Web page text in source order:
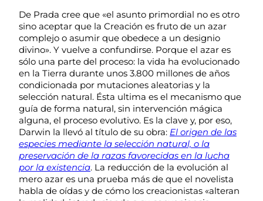
De Prada cree que «el asunto primordial no es otro
sino aceptar que la Creación es fruto de un azar
complejo o asumir que obedece a un designio
divino». Y vuelve a confundirse. Porque el azar es
sólo una parte del proceso: la vida ha evolucionado
en la Tierra durante unos 3.800 millones de años
condicionada por mutaciones aleatorias y la
selección natural. Ésta ultima es el mecanismo que
guía de forma natural, sin intervención mágica
alguna, el proceso evolutivo. Es la clave y, por eso,
Darwin la llevó al título de su obra: El origen de las
especies mediante la selección natural, o la
preservación de la razas favorecidas en la lucha
por la existencia. La reducción de la evolución al
mero azar es una prueba más de que el novelista
habla de oídas y de cómo los creacionistas «alteran